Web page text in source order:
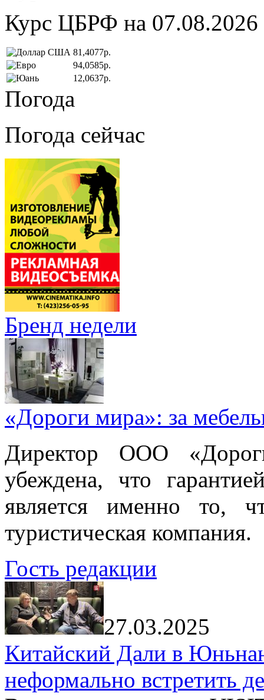
Курс ЦБРФ на 07.08.2026
81,4077р.
94,0585р.
12,0637р.
Погода
Погода сейчас
Бренд недели
«Дороги мира»: за
Директор ООО
убеждена, что
является именно то,
туристическая компания.
Гость редакции
27.03.2025
Китайский Дали в
неформально встретить